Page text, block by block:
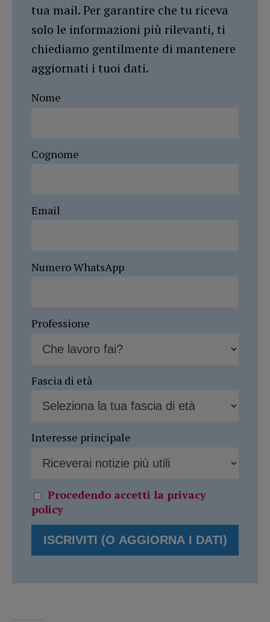
tua mail. Per garantire che tu riceva
solo le informazioni più rilevanti, ti
chiediamo gentilmente di mantenere
aggiornati i tuoi dati.
Nome
Cognome
Email
Numero WhatsApp
Professione
Fascia di età
Interesse principale
Procedendo accetti la privacy
policy